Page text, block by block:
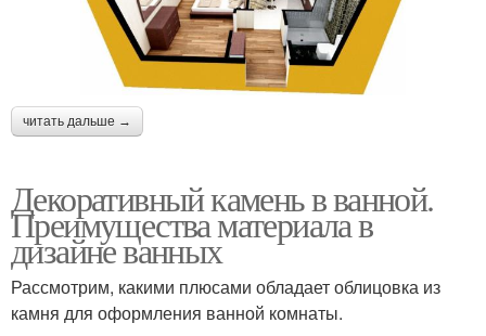
читать дальше →
Декоративный камень в ванной.
Преимущества материала в
дизайне ванных
Рассмотрим, какими плюсами обладает облицовка из
камня для оформления ванной комнаты.